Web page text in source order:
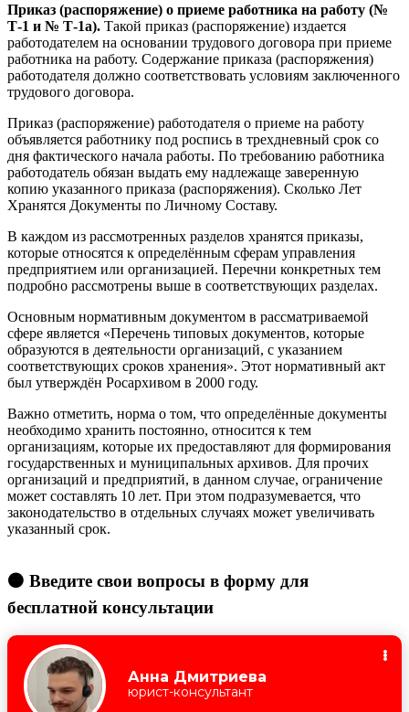
Приказ (распоряжение) о приеме работника на работу (№
Т-1 и № Т-1а). Такой приказ (распоряжение) издается
работодателем на основании трудового договора при приеме
работника на работу. Содержание приказа (распоряжения)
работодателя должно соответствовать условиям заключенного
трудового договора.
Приказ (распоряжение) работодателя о приеме на работу
объявляется работнику под роспись в трехдневный срок со
дня фактического начала работы. По требованию работника
работодатель обязан выдать ему надлежаще заверенную
копию указанного приказа (распоряжения). Сколько Лет
Хранятся Документы по Личному Составу.
В каждом из рассмотренных разделов хранятся приказы,
которые относятся к определённым сферам управления
предприятием или организацией. Перечни конкретных тем
подробно рассмотрены выше в соответствующих разделах.
Основным нормативным документом в рассматриваемой
сфере является «Перечень типовых документов, которые
образуются в деятельности организаций, с указанием
соответствующих сроков хранения». Этот нормативный акт
был утверждён Росархивом в 2000 году.
Важно отметить, норма о том, что определённые документы
необходимо хранить постоянно, относится к тем
организациям, которые их предоставляют для формирования
государственных и муниципальных архивов. Для прочих
организаций и предприятий, в данном случае, ограничение
может составлять 10 лет. При этом подразумевается, что
законодательство в отдельных случаях может увеличивать
указанный срок.
🟠 Введите свои вопросы в форму для
бесплатной консультации